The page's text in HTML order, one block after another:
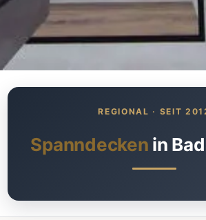
Was kostet meine
Spanndecke?
Spanndecken in